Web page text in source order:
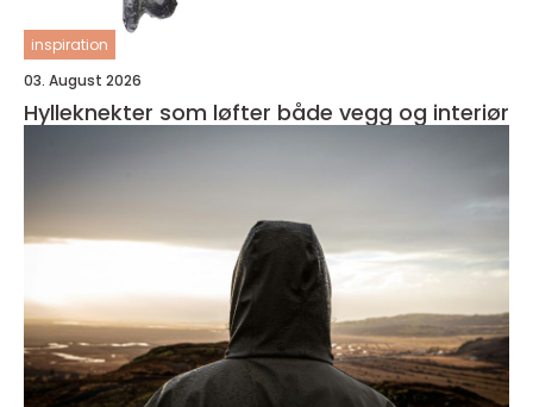
inspiration
03. August 2026
Hylleknekter som løfter både vegg og interiør